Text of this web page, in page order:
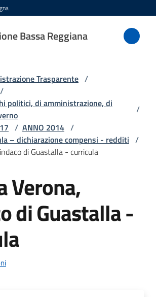
Bassa Reggiana
Trasparente /
/
politici, di amministrazione, di
/
/ ANNO 2014 /
– dichiarazione compensi - redditi /
di Guastalla - curricula
Verona,
di Guastalla -